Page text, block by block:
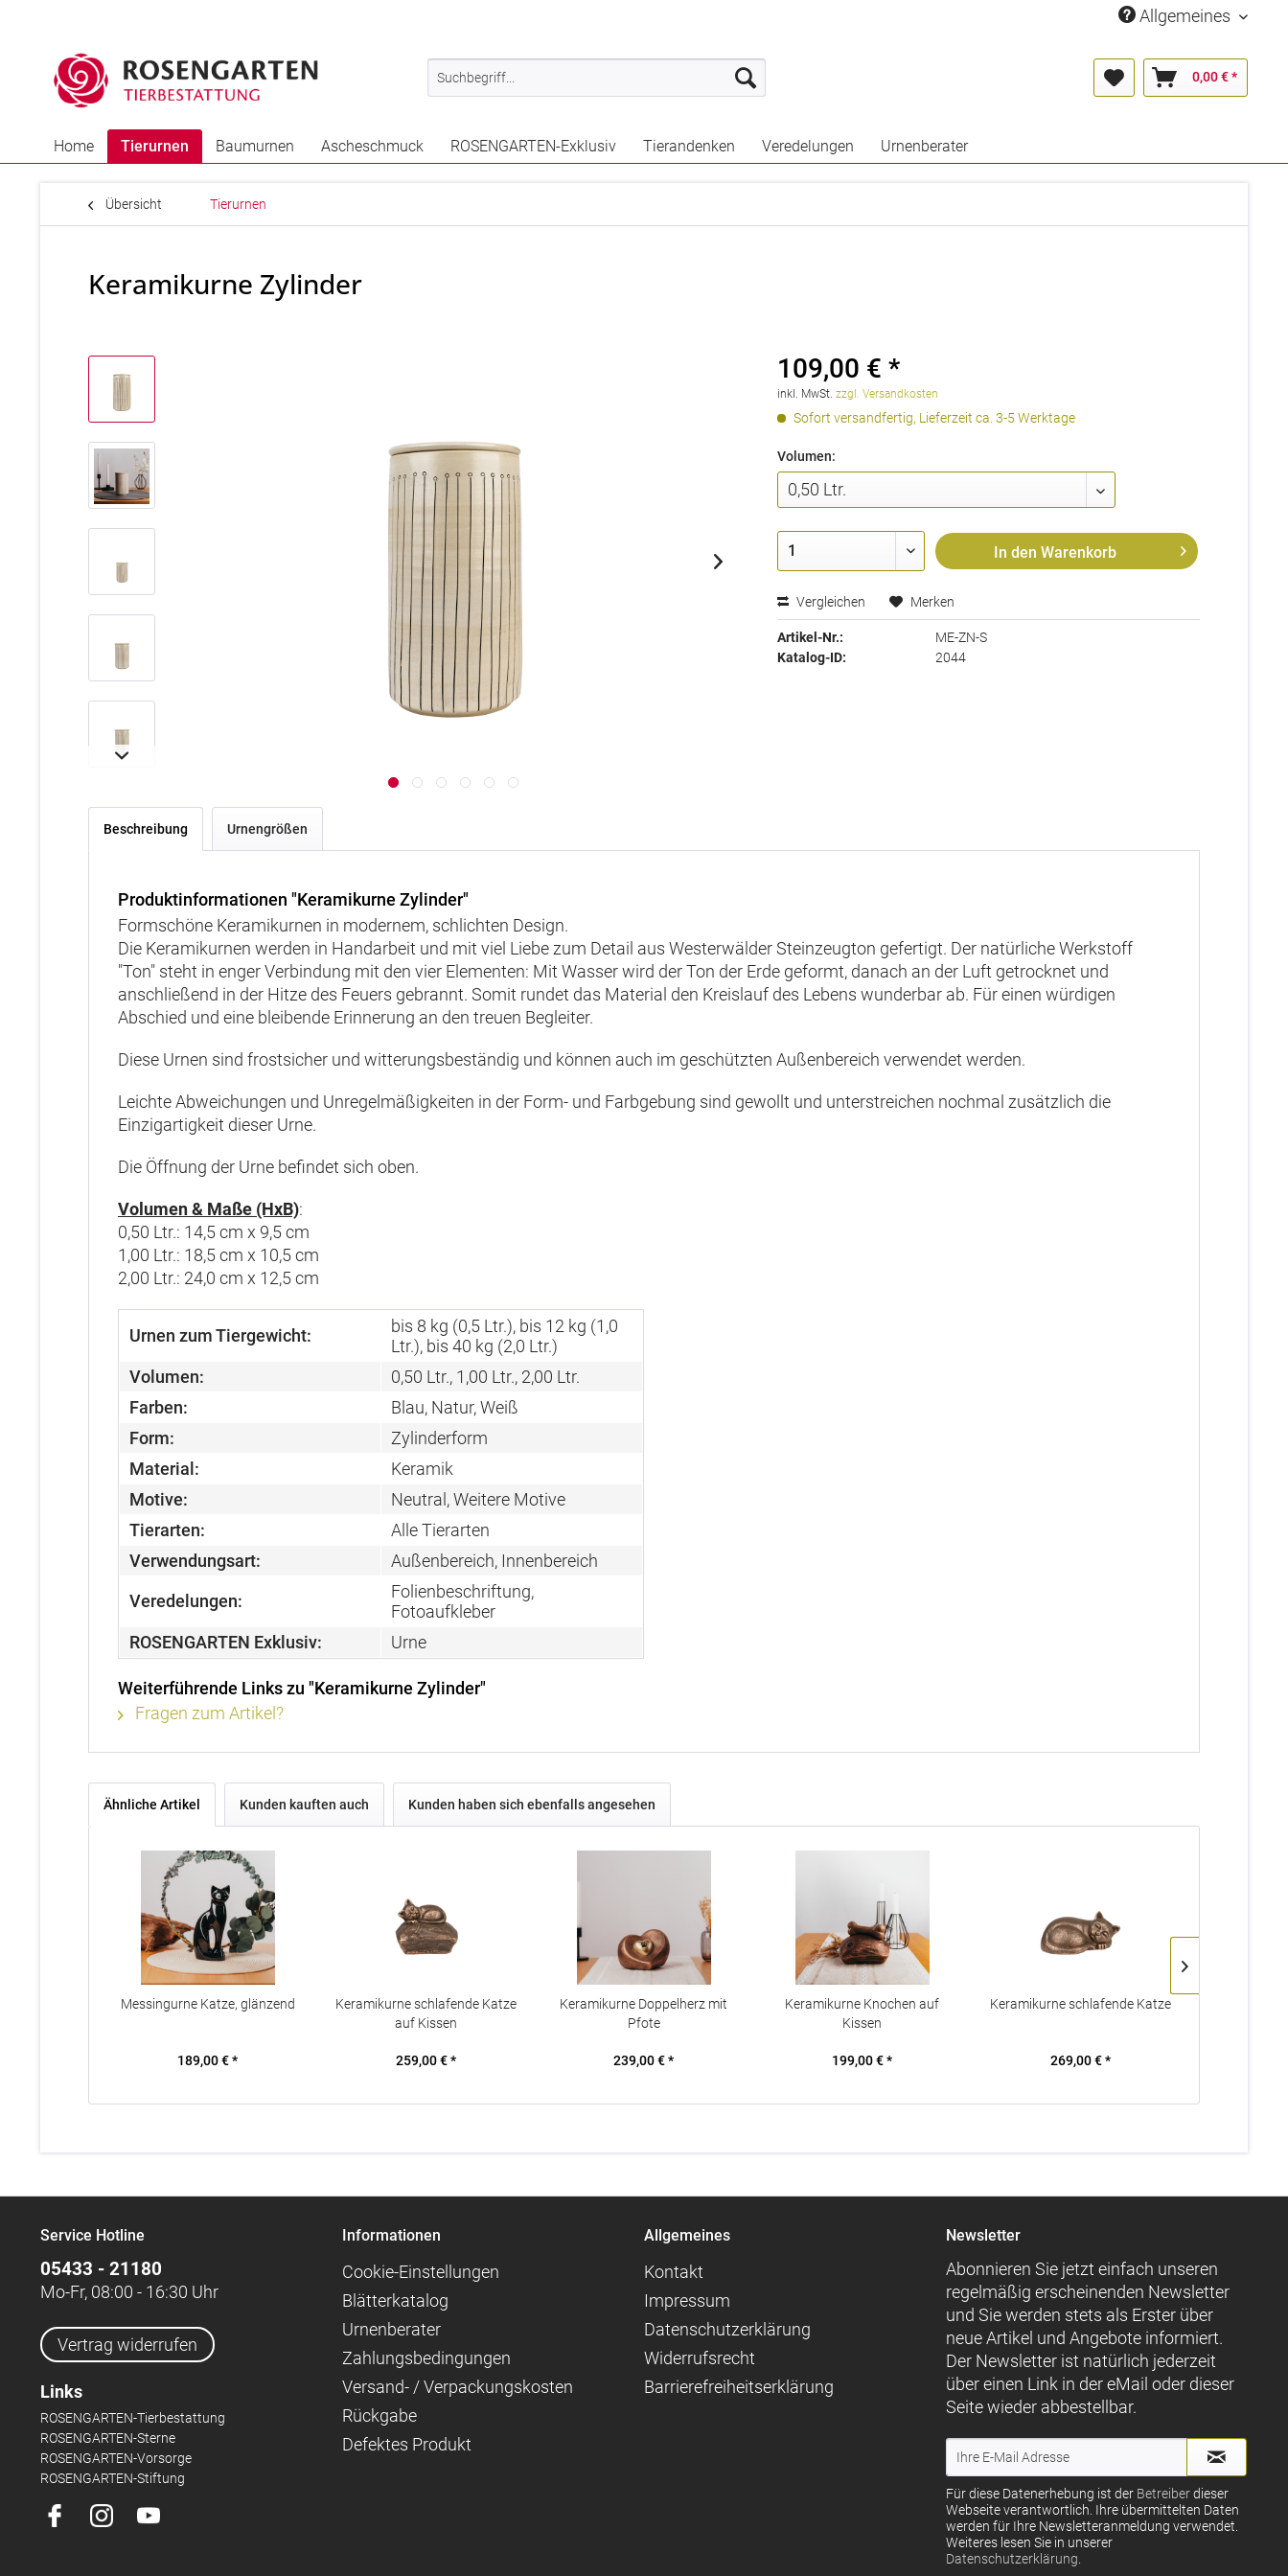
Allgemeines
0,00 € *
Home Tierurnen Baumurnen Ascheschmuck ROSENGARTEN-Exklusiv Tierandenken Veredelungen Urnenberater
Übersicht Tierurnen
Keramikurne Zylinder
109,00 € *
inkl. MwSt.zzgl. Versandkosten
Sofort versandfertig, Lieferzeit ca. 3-5 Werktage
Volumen:
In den Warenkorb
Vergleichen Merken
Artikel-Nr.:
ME-ZN-S
Katalog-ID:
2044
Beschreibung Urnengrößen
Produktinformationen "Keramikurne Zylinder"
Formschöne Keramikurnen in modernem, schlichten Design.
Die Keramikurnen werden in Handarbeit und mit viel Liebe zum Detail aus Westerwälder Steinzeugton gefertigt. Der natürliche Werkstoff
"Ton" steht in enger Verbindung mit den vier Elementen: Mit Wasser wird der Ton der Erde geformt, danach an der Luft getrocknet und
anschließend in der Hitze des Feuers gebrannt. Somit rundet das Material den Kreislauf des Lebens wunderbar ab. Für einen würdigen
Abschied und eine bleibende Erinnerung an den treuen Begleiter.
Diese Urnen sind frostsicher und witterungsbeständig und können auch im geschützten Außenbereich verwendet werden.
Leichte Abweichungen und Unregelmäßigkeiten in der Form- und Farbgebung sind gewollt und unterstreichen nochmal zusätzlich die
Einzigartigkeit dieser Urne.
Die Öffnung der Urne befindet sich oben.
Volumen & Maße (HxB):
0,50 Ltr.: 14,5 cm x 9,5 cm
1,00 Ltr.: 18,5 cm x 10,5 cm
2,00 Ltr.: 24,0 cm x 12,5 cm
Urnen zum Tiergewicht:
bis 8 kg (0,5 Ltr.), bis 12 kg (1,0
Ltr.), bis 40 kg (2,0 Ltr.)
Volumen:
0,50 Ltr., 1,00 Ltr., 2,00 Ltr.
Farben:
Blau, Natur, Weiß
Form:
Zylinderform
Material:
Keramik
Motive:
Neutral, Weitere Motive
Tierarten:
Alle Tierarten
Verwendungsart:
Außenbereich, Innenbereich
Veredelungen:
Folienbeschriftung,
Fotoaufkleber
ROSENGARTEN Exklusiv:
Urne
Weiterführende Links zu "Keramikurne Zylinder"
Fragen zum Artikel?
Ähnliche Artikel Kunden kauften auch Kunden haben sich ebenfalls angesehen
Messingurne Katze, glänzend
189,00 € *
Keramikurne schlafende Katze
auf Kissen
259,00 € *
Keramikurne Doppelherz mit
Pfote
239,00 € *
Keramikurne Knochen auf
Kissen
199,00 € *
Keramikurne schlafende Katze
269,00 € *
Service Hotline
05433 - 21180
Mo-Fr, 08:00 - 16:30 Uhr
Vertrag widerrufen
Links
ROSENGARTEN-Tierbestattung
ROSENGARTEN-Sterne
ROSENGARTEN-Vorsorge
ROSENGARTEN-Stiftung
Informationen
Cookie-Einstellungen
Blätterkatalog
Urnenberater
Zahlungsbedingungen
Versand- / Verpackungskosten
Rückgabe
Defektes Produkt
Allgemeines
Kontakt
Impressum
Datenschutzerklärung
Widerrufsrecht
Barrierefreiheitserklärung
Newsletter
Abonnieren Sie jetzt einfach unseren
regelmäßig erscheinenden Newsletter
und Sie werden stets als Erster über
neue Artikel und Angebote informiert.
Der Newsletter ist natürlich jederzeit
über einen Link in der eMail oder dieser
Seite wieder abbestellbar.
Für diese Datenerhebung ist der Betreiberdieser
Webseite verantwortlich. Ihre übermittelten Daten
werden für Ihre Newsletteranmeldung verwendet.
Weiteres lesen Sie in unserer
Datenschutzerklärung.